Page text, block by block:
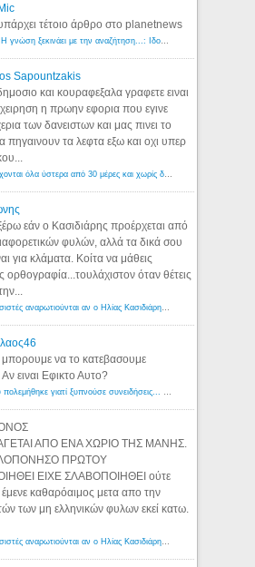
τέτοιο άρθρο στο planetnews
Λόγιος Ερμής | Η γνώση ξεκινάει με την αναζήτηση...: Ιδού οι 18 που χρωστούν 11 δις ευρώ!
Sapountzakis
και κουραφεξαλα γραφετε ειναι
η πρωην εφορια που εγινε
των δανειστων και μας πινει το
πηγαινουν τα λεφτα εξω και οχι υπερ
Εφορία: Κατάσχονται όλα ύστερα από 30 μέρες και χωρίς δικαστικές αποφάσεις - Λόγιος Ερμής
εάν ο Κασιδιάρης προέρχεται από
φυλών, αλλά τα δικά σου
για κλάματα. Κοίτα να μάθεις
ορθογραφία...τουλάχιστον όταν θέτεις
Αμερικανοί ρατσιστές αναρωτιούνται αν ο Ηλίας Κασιδιάρης ανήκει στη λευκή φυλή... - Λόγιος Ερμής
να το κατεβασουμε
ειναι Εφικτο Αυτο?
Ένα βιβλίο που πολεμήθηκε γιατί ξυπνούσε συνειδήσεις... - Λόγιος Ερμής | Η γνώση ξεκινάει με την αναζήτηση...
ΑΠΟ ΕΝΑ ΧΩΡΙΟ ΤΗΣ ΜΑΝΗΣ.
ΠΡΩΤΟΥ
ΕΙΧΕ ΣΛΑΒΟΠΟΙΗΘΕΙ ούτε
καθαρόαιμος μετα απο την
των μη ελληνικών φυλων εκεί κατω.
Αμερικανοί ρατσιστές αναρωτιούνται αν ο Ηλίας Κασιδιάρης ανήκει στη λευκή φυλή... - Λόγιος Ερμής